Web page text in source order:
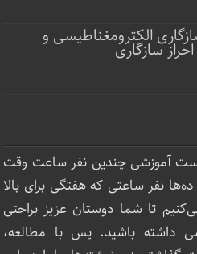
الکترومغناطیسی و
سازگاری
آموزشی چندین نفر ساعت‌ وقت
نفر ساعتی که هفتگی برای بالا
تا شما دوستان عزیز براحتی
داشته باشید. پس با مطالعه،